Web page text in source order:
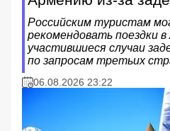
Российским туристам
рекомендовать поездки
участившиеся случаи
по запросам третьих
06.08.2026 23:22